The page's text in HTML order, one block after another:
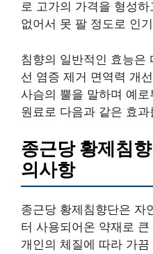
로 고가의 가격을 형성
없어서 못 팔 정도로 인
침향의 일반적인 효능은
선 염증 제거 면역력 개
사슴의 뿔을 말하며 예
원료로 다음과 같은 효
종근당 황제침
의사항
종근당 황제침향단은 자
터 사용되어온 약재로
개인의 체질에 따라 가